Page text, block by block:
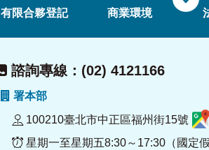
有限合夥登記 商業環境
諮詢專線：(02) 4121166
署本部
100210臺北市中正區福州街15號
星期一至星期五8:30～17:30（國定假